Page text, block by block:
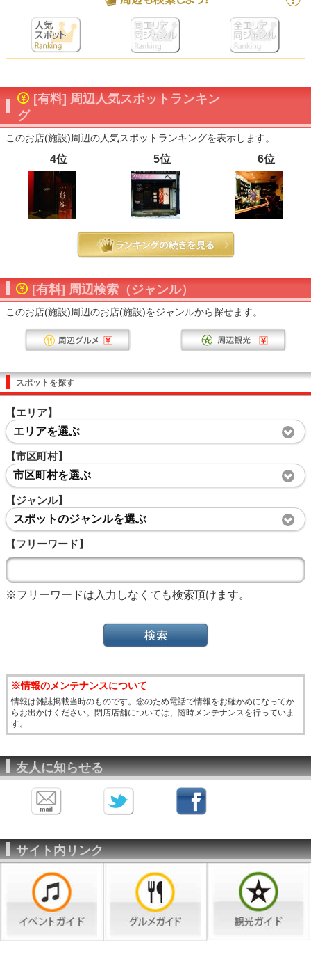
[有料] 周辺人気スポットランキン
グ
このお店(施設)周辺の人気スポットランキングを表示します。
4位 5位 6位
[有料] 周辺検索（ジャンル）
このお店(施設)周辺のお店(施設)をジャンルから探せます。
スポットを探す
【エリア】
エリアを選ぶ
【市区町村】
市区町村を選ぶ
【ジャンル】
スポットのジャンルを選ぶ
【フリーワード】
※フリーワードは入力しなくても検索頂けます。
※情報のメンテナンスについて
情報は雑誌掲載当時のものです。念のため電話で情報をお確かめになってか
らお出かけください。閉店店舗については、随時メンテナンスを行っていま
す。
友人に知らせる
サイト内リンク